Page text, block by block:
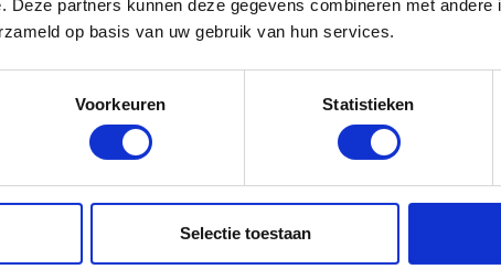
Deze partners kunnen deze gegevens combineren met andere
op basis van uw gebruik van hun services.
Voorkeuren Statistieken
Selectie toestaan
Formaten: Download je QR-code in PNG of
Test je code: Controleer of alle links goed
smartphones
Mobiele toegankelijkheid: Download de gratis
Store
Stap 5: Deel je QR-code en netwerk slimmer!
Nu je een QR-code hebt gemaakt, kun je deze overal
Op je digitale visitekaartje – direct delen met je